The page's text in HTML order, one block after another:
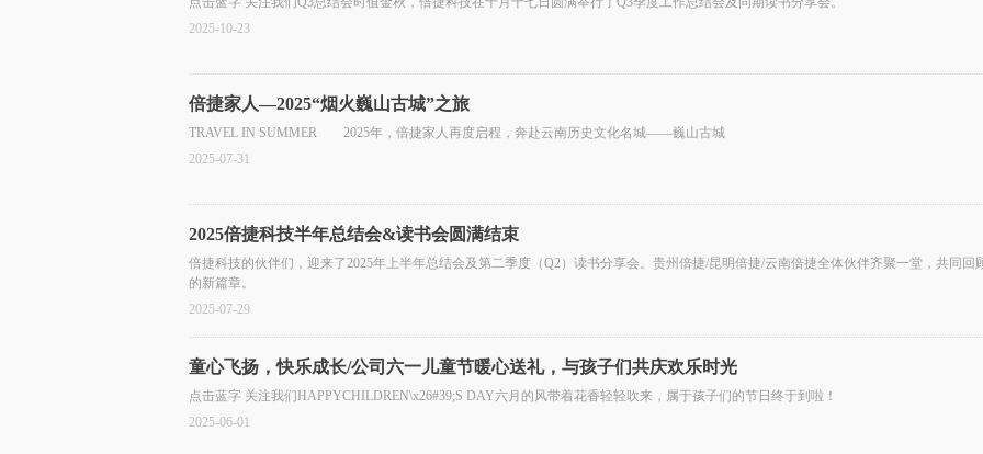
2025-10-23
倍捷家人—2025“烟火巍山古城”之旅
TRAVEL IN SUMMER 2025年，倍捷家人再度启程，奔赴云南历史文化名城——巍山古城
2025-07-31
2025倍捷科技半年总结会&读书会圆满结束
倍捷科技的伙伴们，迎来了2025年上半年总结会及第二季度（Q2）读书分享会。贵州倍捷/昆明倍捷/云南倍捷全体伙伴齐聚一堂，共同
的新篇章。
2025-07-29
童心飞扬，快乐成长/公司六一儿童节暖心送礼，与孩子们共庆欢乐时光
点击蓝字 关注我们HAPPYCHILDREN\x26#39;S DAY六月的风带着花香轻轻吹来，属于孩子们的节日终于到啦！
2025-06-01